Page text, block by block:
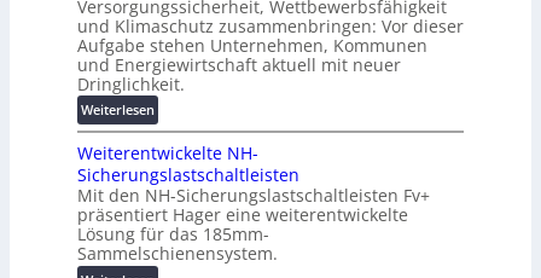
s
u
n
g
e
n
d
d
i
g
i
t
a
l
e
T
r
a
c
h
i
n
e
n
b
a
u
:
F
o
r
Versorgungssicherheit, Wettbewerbsfähigkeit
und Klimaschutz zusammenbringen: Vor dieser
Aufgabe stehen Unternehmen, Kommunen
und Energiewirtschaft aktuell mit neuer
Dringlichkeit.
Weiterlesen:
V
o
l
t
a
-
X
Weiterentwickelte NH-
Sicherungslastschaltleisten
Mit den NH-Sicherungslastschaltleisten Fv+
präsentiert Hager eine weiterentwickelte
Lösung für das 185mm-
Sammelschienensystem.